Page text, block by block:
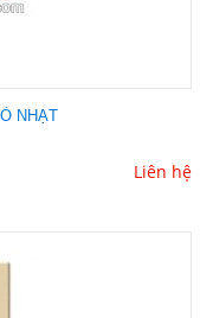
NHẠT
Liên hệ